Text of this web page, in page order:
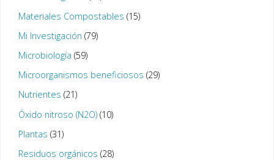
Materiales Compostables (15)
Mi Investigación (79)
Microbiología (59)
Microorganismos beneficiosos (29)
Nutrientes (21)
Óxido nitroso (N2O)(10)
Plantas (31)
Residuos orgánicos (28)